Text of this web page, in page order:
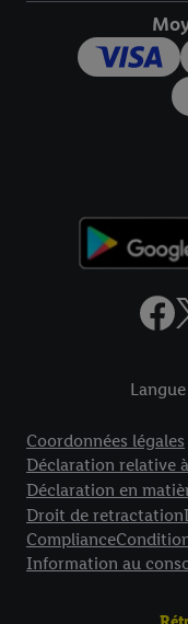
Langue
Coordonnées légales
Déclaration relative
Déclaration en
Droit de retractation
Compliance
Information au